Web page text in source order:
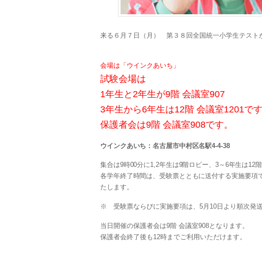
来る６月７日（月） 第３８回全国統一小学生テスト
会場は「ウインクあいち」
試験会場は
1年生と2年生が9階 会議室907
3年生から6年生は12階 会議室1201です
保護者会は9階 会議室908です。
ウインクあいち：名古屋市中村区名駅4-4-38
集合は9時00分に1,2年生は9階ロビー、3～6年生は12階
各学年終了時間は、受験票とともに送付する実施要項
たします。
※ 受験票ならびに実施要項は、5月10日より順次発送
当日開催の保護者会は9階 会議室908となります。
保護者会終了後も12時までご利用いただけます。